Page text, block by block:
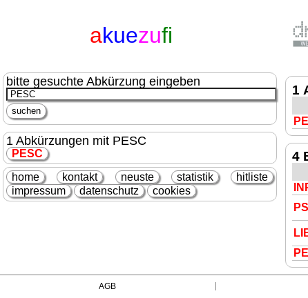
akuezufi
bitte gesuchte Abkürzung eingeben
1 Abkürzungen mit PESC
PESC
home kontakt neuste statistik
hitliste
impressum
datenschutz cookies
1
4
AGB